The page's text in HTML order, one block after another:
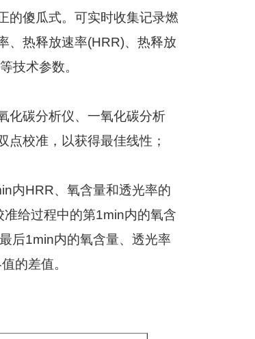
的傻瓜式。可实时收集记录燃
、热释放速率(HRR)、热释放
等技术参数。
化碳分析仪、一氧化碳分析
校准，以获得最佳线性；
内HRR、氧含量和透光率的
准给过程中的第1min内的氧含
后1min内的氧含量、透光率
的差值。